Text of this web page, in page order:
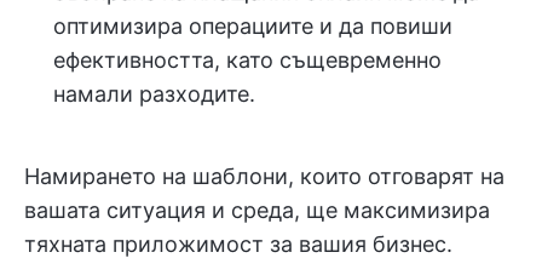
оптимизира операциите и да повиши
ефективността, като същевременно
намали разходите.
Намирането на шаблони, които отговарят на
вашата ситуация и среда, ще максимизира
тяхната приложимост за вашия бизнес.